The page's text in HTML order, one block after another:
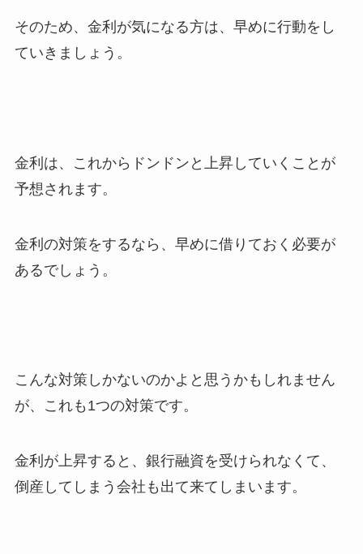
そのため、金利が気になる方は、早めに行動をし
ていきましょう。
金利は、これからドンドンと上昇していくことが
予想されます。
金利の対策をするなら、早めに借りておく必要が
あるでしょう。
こんな対策しかないのかよと思うかもしれません
が、これも1つの対策です。
金利が上昇すると、銀行融資を受けられなくて、
倒産してしまう会社も出て来てしまいます。